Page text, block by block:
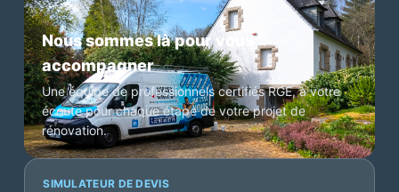
Nous sommes là pour vous
accompagner
Une équipe de professionnels certifiés RGE, à votre
écoute pour chaque étape de votre projet de
rénovation.
SIMULATEUR DE DEVIS